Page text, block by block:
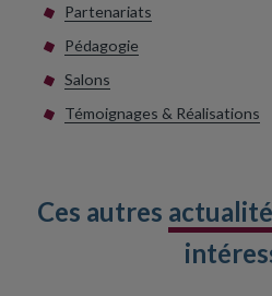
Partenariats
Pédagogie
Salons
Témoignages & Réalisations
Ces autres